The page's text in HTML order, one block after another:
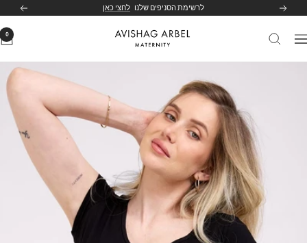
הקודם לרשימת הסניפים שלנו לחצי כאן הבא
ניווט
Avishag
0